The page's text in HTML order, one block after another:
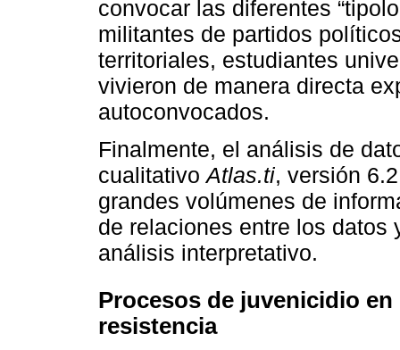
convocar las diferentes
militantes de partidos
territoriales, estudiantes
vivieron de manera directa
autoconvocados.
Finalmente, el análisis de
cualitativoAtlas.ti, versión
grandes volúmenes de
de relaciones entre los datos
análisis interpretativo.
Procesos de juvenicidio
resistencia